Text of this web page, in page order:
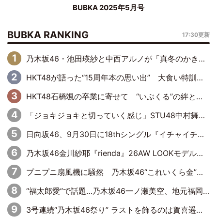
BUBKA 2025年5月号
BUBKA RANKING 17:30更新
乃木坂46・池田瑛紗と中西アルノが「真冬のかき氷」騒動で火花散らす！ 因縁の裏にあるのは、逆境をともに“凌”ぐ似た者同士の絆
HKT48が語った“15周年本の思い出” 大食い特訓・守護霊企画・制服グラビア…盛りだくさんの裏話
HKT48石橋颯の卒業に寄せて “いぶくる”の絆と後輩・龍頭綺音の決意
「ジョキジョキと切っていく感じ」STU48中村舞、新しい挑戦は自らの手で
日向坂46、9月30日に18thシングル『イチャイチャ虫』の発売決定！ フォーメーションは『日向坂で会いましょう』にて発表
乃木坂46金川紗耶『rienda』26AW LOOKモデルに就任
プニプニ扇風機に騒然 乃木坂46“これいくら金”延長中は今回もわちゃわちゃ全開
“福太郎愛”で話題…乃木坂46一ノ瀬美空、地元福岡『めんべい25周年トップサポーター』に就任
3号連続“乃木坂46祭り” ラストを飾るのは賀喜遥香…5年ぶりの登場に「5年分大人になった私を見ていただけたら」